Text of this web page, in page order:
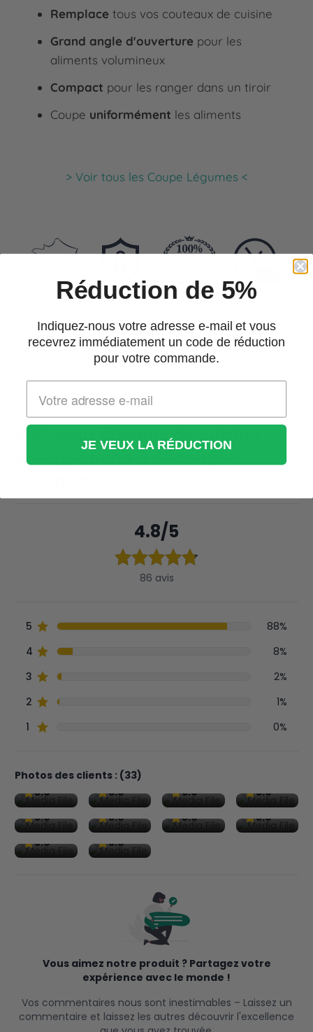
Remplace tous vos couteaux de cuisine
Grand angle d'ouverture pour les
aliments volumineux
Compact pour les ranger dans un tiroir
Coupe uniformément les aliments
> Voir tous les Coupe Légumes <
Français
Sécurisé
Remboursé
Suivie
Réduction de 5%
Indiquez-nous votre adresse e-mail et vous
recevrez immédiatement un code de réduction
pour votre commande.
JE VEUX LA RÉDUCTION